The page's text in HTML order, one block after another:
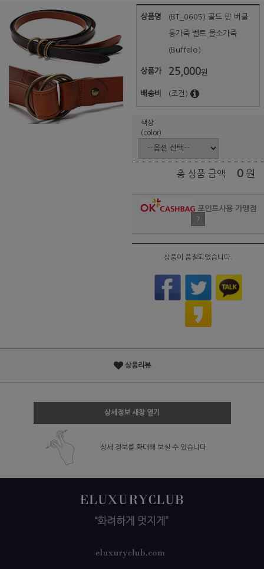
상품명 (BT_0605) 골드 링 버클
통가죽 벨트 물소가죽
(Buffalo)
상품가 25,000원
배송비 (조건)
색상
(color)
총 상품 금액 0 원
포인트사용 가맹점
?
상품이 품절되었습니다.
상품리뷰
상세정보 새창 열기
상세 정보를 확대해 보실 수 있습니다.